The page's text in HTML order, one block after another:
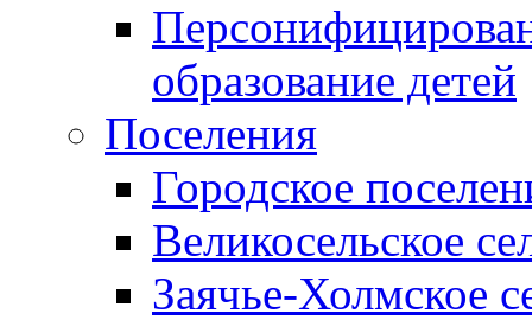
образование детей
Поселения
Городское
Великосельское
Заячье-Холмское